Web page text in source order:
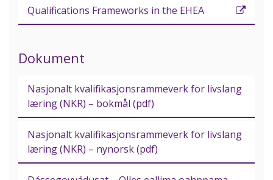
Qualifications Frameworks in the EHEA
Dokument
Nasjonalt kvalifikasjonsrammeverk for livslang
læring (NKR) – bokmål (pdf)
Nasjonalt kvalifikasjonsrammeverk for livslang
læring (NKR) – nynorsk (pdf)